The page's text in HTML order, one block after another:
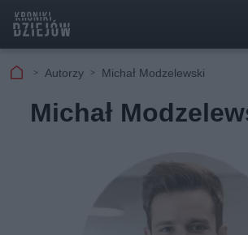
Autorzy Michał Modzelewski
Michał